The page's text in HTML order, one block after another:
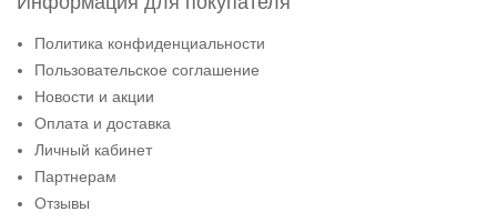
Политика конфиденциальности
Пользовательское соглашение
Новости и акции
Оплата и доставка
Личный кабинет
Партнерам
Отзывы